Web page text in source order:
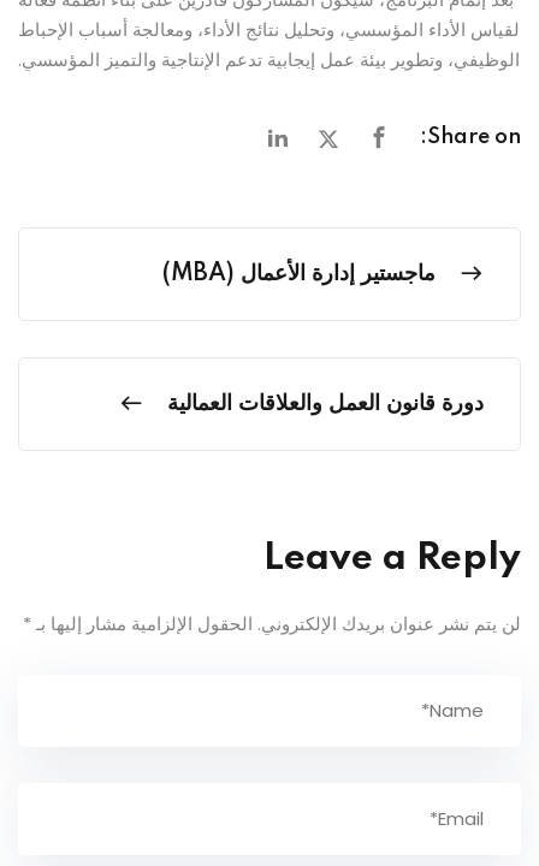
لقياس الأداء المؤسسي، وتحليل نتائج الأداء، ومعالجة أسباب الإحباط
الوظيفي، وتطوير بيئة عمل إيجابية تدعم الإنتاجية والتميز المؤسسي.
Share on:
ماجستير إدارة الأعمال (MBA)
دورة قانون العمل والعلاقات العمالية
Leave a Reply
لن يتم نشر عنوان بريدك الإلكتروني. الحقول الإلزامية مشار إليها بـ *